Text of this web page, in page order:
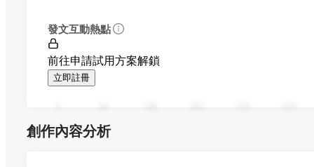
發文互動熱點
前往申請試用方案解鎖
立即註冊
創作內容分析